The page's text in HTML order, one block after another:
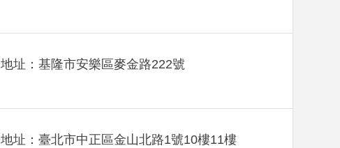
地址：基隆市安樂區麥金路222號
地址：臺北市中正區金山北路1號10樓11樓